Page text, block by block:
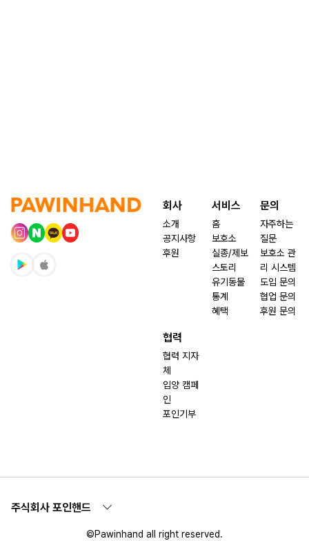
회사
소개
공지사항
후원
서비스
홈
보호소
실종/제보
스토리
유기동물
통계
혜택
문의
자주하는
질문
보호소 관
리 시스템
도입 문의
협업 문의
후원 문의
협력
협력 지자
체
입양 캠페
인
포인기부
주식회사 포인핸드
©Pawinhand all right reserved.